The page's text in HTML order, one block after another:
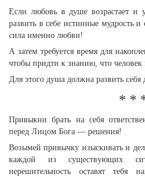
Если любовь в душе возрастает и
развить в себе истинные мудрость
сила именно любви!
А затем требуется время для
чтобы придти к знанию, что человек
Для этого душа должна развить себя
* *
Привыкни брать на себя
перед Лицом Бога — решения!
Возымей привычку изыскивать и
каждой из существующих
нерешительность оставят тебя